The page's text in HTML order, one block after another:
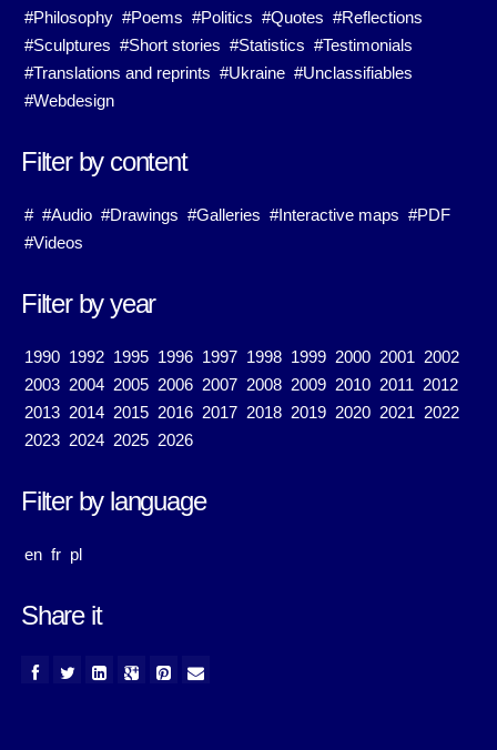
#Philosophy #Poems #Politics #Quotes #Reflections
#Sculptures #Short stories #Statistics #Testimonials
#Translations and reprints #Ukraine #Unclassifiables
#Webdesign
Filter by content
# #Audio #Drawings #Galleries #Interactive maps #PDF
#Videos
Filter by year
1990 1992 1995 1996 1997 1998 1999 2000 2001 2002
2003 2004 2005 2006 2007 2008 2009 2010 2011 2012
2013 2014 2015 2016 2017 2018 2019 2020 2021 2022
2023 2024 2025 2026
Filter by language
en fr pl
Share it